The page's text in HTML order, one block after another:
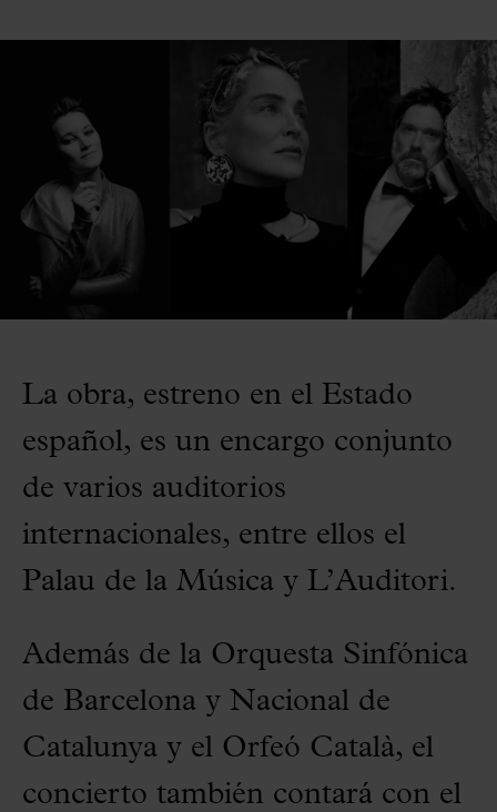
La obra, estreno en el Estado
español, es un encargo conjunto
de varios auditorios
internacionales, entre ellos el
Palau de la Música y L’Auditori.
Además de la Orquesta Sinfónica
de Barcelona y Nacional de
Catalunya y el Orfeó Català, el
concierto también contará con el